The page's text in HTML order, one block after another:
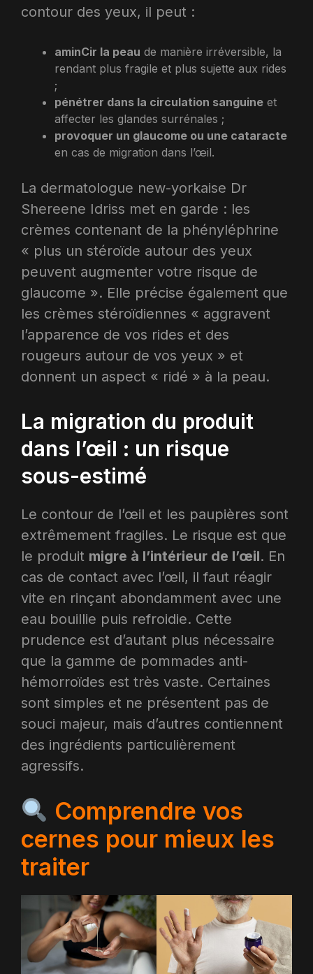
contour des yeux, il peut :
aminCir la peau de manière irréversible, la
rendant plus fragile et plus sujette aux rides
;
pénétrer dans la circulation sanguine et
affecter les glandes surrénales ;
provoquer un glaucome ou une cataracte
en cas de migration dans l’œil.
La dermatologue new-yorkaise Dr
Shereene Idriss met en garde : les
crèmes contenant de la phényléphrine
« plus un stéroïde autour des yeux
peuvent augmenter votre risque de
glaucome ». Elle précise également que
les crèmes stéroïdiennes « aggravent
l’apparence de vos rides et des
rougeurs autour de vos yeux » et
donnent un aspect « ridé » à la peau.
La migration du produit
dans l’œil : un risque
sous-estimé
Le contour de l’œil et les paupières sont
extrêmement fragiles. Le risque est que
le produit migre à l’intérieur de l’œil. En
cas de contact avec l’œil, il faut réagir
vite en rinçant abondamment avec une
eau bouillie puis refroidie. Cette
prudence est d’autant plus nécessaire
que la gamme de pommades anti-
hémorroïdes est très vaste. Certaines
sont simples et ne présentent pas de
souci majeur, mais d’autres contiennent
des ingrédients particulièrement
agressifs.
Comprendre vos
cernes pour mieux les
traiter